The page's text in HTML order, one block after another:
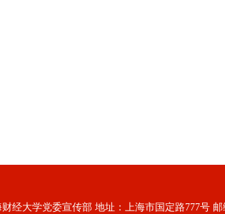
经大学党委宣传部 地址：上海市国定路777号 邮